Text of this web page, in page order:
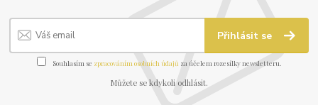
Přihlásit se
Souhlasím se zpracováním osobních údajů za účelem rozesílky newsletteru.
Můžete se kdykoli odhlásit.